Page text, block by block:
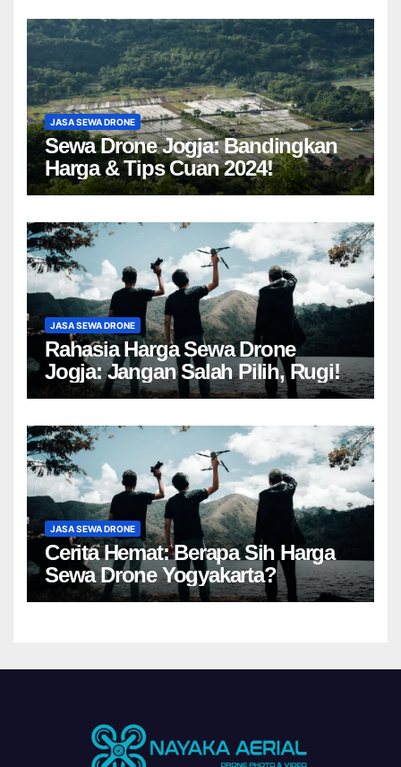
JASA SEWA DRONE
Sewa Drone Jogja: Bandingkan
Harga & Tips Cuan 2024!
JASA SEWA DRONE
Rahasia Harga Sewa Drone
Jogja: Jangan Salah Pilih, Rugi!
JASA SEWA DRONE
Cerita Hemat: Berapa Sih Harga
Sewa Drone Yogyakarta?